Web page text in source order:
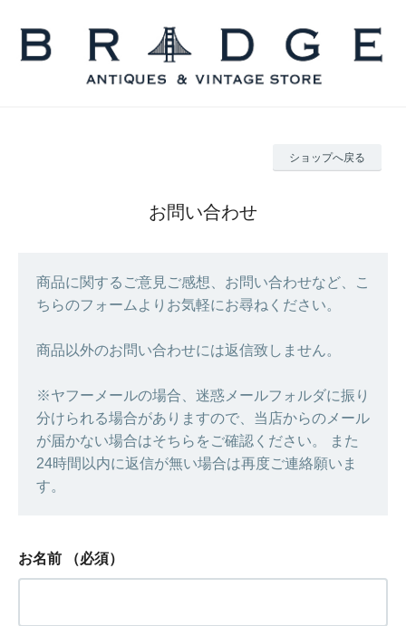
ショップへ戻る
お問い合わせ
商品に関するご意見ご感想、お問い合わせなど、こ
ちらのフォームよりお気軽にお尋ねください。
商品以外のお問い合わせには返信致しません。
※ヤフーメールの場合、迷惑メールフォルダに振り
分けられる場合がありますので、当店からのメール
が届かない場合はそちらをご確認ください。 また
24時間以内に返信が無い場合は再度ご連絡願いま
す。
お名前 （必須）